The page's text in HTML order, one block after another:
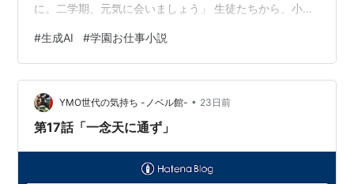
に。二学期、元気に会いましょう」 生徒たちから、小さ
んある。 2. 通知表 教室に戻って、通知表を渡した。
「一人ずつ呼んでいくね」 担任の岩崎先生と一緒に、生
徒を呼んで通知表を渡す。 私は、英語の成績コメントを
書いた。 「難波蓮くん」 「はい」 蓮くんが前に来た。
岩崎先生が通知表を渡す。 「良い成績だ。この調子で続
#生成AI #学園お仕事小説
YMO世代の気持ち -ノベル館- • 23日前
第17話「一念天に通ず」